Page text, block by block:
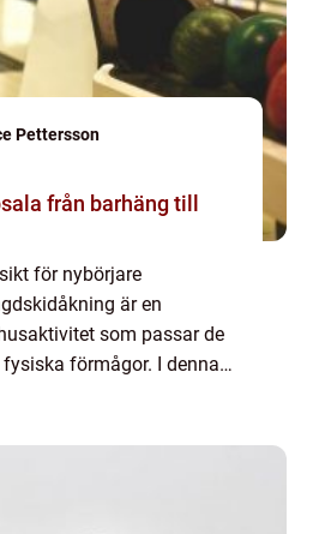
Pettersson
till
för nybörjare
är en
som passar de
förmågor. I denna